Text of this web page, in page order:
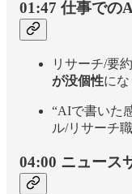
01:47 仕事での
リサーチ/要
が没個性にな
“AIで書いた
ル/リサーチ
04:00 ニュース